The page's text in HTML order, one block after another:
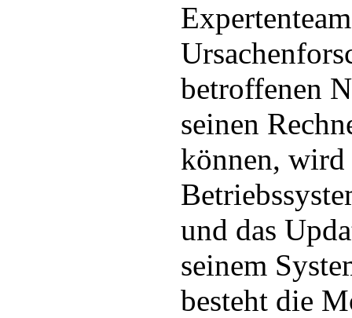
betroffenen
seinen
können,
und das
seinem
besteht die